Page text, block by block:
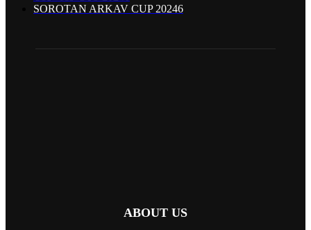
SOROTAN ARKAV CUP 20246
ABOUT US